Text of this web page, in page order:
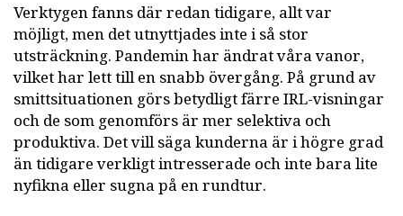
Verktygen fanns där redan tidigare, allt var
möjligt, men det utnyttjades inte i så stor
utsträckning. Pandemin har ändrat våra vanor,
vilket har lett till en snabb övergång. På grund av
smittsituationen görs betydligt färre IRL-visningar
och de som genomförs är mer selektiva och
produktiva. Det vill säga kunderna är i högre grad
än tidigare verkligt intresserade och inte bara lite
nyfikna eller sugna på en rundtur.